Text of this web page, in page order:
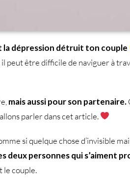
la dépression détruit ton couple
peut être difficile de naviguer à
mais aussi pour son partenaire.
parler dans cet article.
si quelque chose d’invisible
deux personnes qui s’aiment
le couple.